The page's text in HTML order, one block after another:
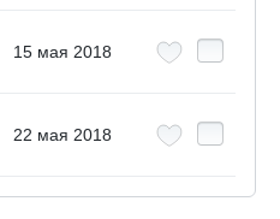
15 мая 2018
22 мая 2018